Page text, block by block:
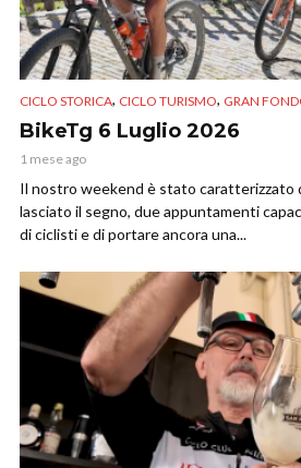
CICLO STORICA, CICLO TURISMO, GRAN
BikeTg 6 Luglio 2026
1 mese ago
Il nostro weekend è stato caratterizzato
lasciato il segno, due appuntamenti
di ciclisti e di portare ancora una...